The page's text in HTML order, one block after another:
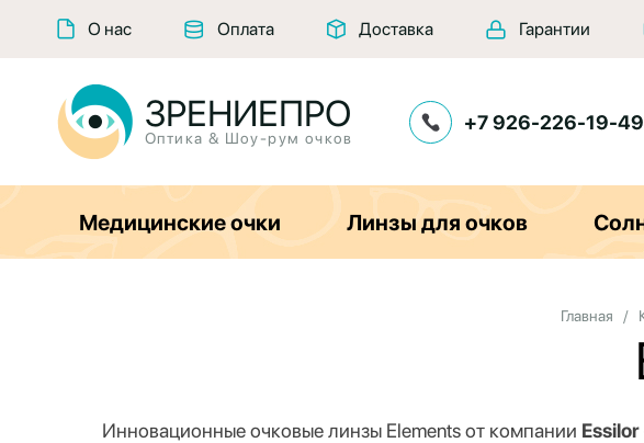
О нас Оплата Доставка Гарантии
ЗРЕНИЕПРО
Оптика & Шоу-рум очков
+7 926-226-19-49
Медицинские очки Линзы для очков
Главная /
Инновационные очковые линзы Elements от компании Essilor